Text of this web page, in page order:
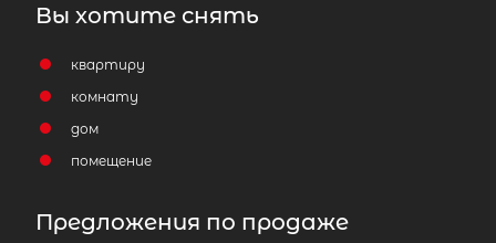
Вы хотите снять
квартиру
комнату
дом
помещение
Предложения по продаже